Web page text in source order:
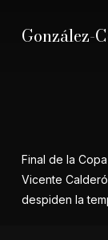
González-
Final de la
Vicente
despiden la